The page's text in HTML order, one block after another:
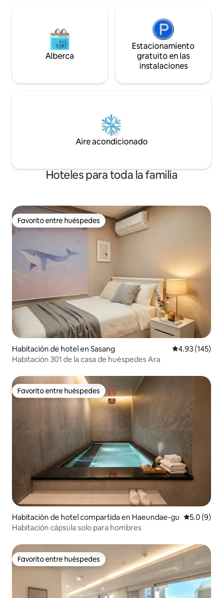
de Haeundae * A 7 minutos a pie de la
estación de Haeundae *
Estacionamiento gratuito/Estación de
carga para vehículos eléctricos
(estacionamiento gratuito disponible,
pero fuera del estacionamiento cuando
personas (3 adultos + 1 niño) Beneficios
del huésped * 20% de descuento en el
crucero por el río Haeundae
Alberca
Estacionamiento
gratuito en las
instalaciones
Aire acondicionado
Hoteles para toda la familia
Favorito entre huéspedes
Favorito entre huéspedes
Habitación de hotel en Sasang Calificación
4.93 (145)
Habitación 301 de la casa de huéspedes Ara
Favorito entre huéspedes
Favorito entre huéspedes
Habitación de hotel compartida en Haeundae-gu
5.0 (9)
Habitación cápsula solo para hombres
Favorito entre huéspedes
Favorito entre huéspedes